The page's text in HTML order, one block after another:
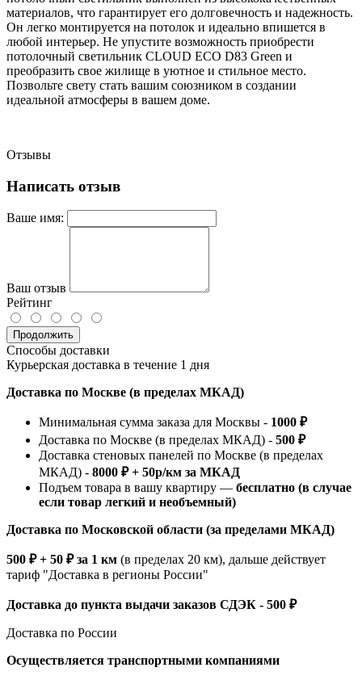
материалов, что гарантирует его долговечность и надежность.
Он легко монтируется на потолок и идеально впишется в
любой интерьер. Не упустите возможность приобрести
потолочный светильник CLOUD ECO D83 Green и
преобразить свое жилище в уютное и стильное место.
Позвольте свету стать вашим союзником в создании
идеальной атмосферы в вашем доме.
Отзывы
Написать отзыв
Ваше имя:
Ваш отзыв
Рейтинг
Продолжить
Способы доставки
Курьерская доставка в течение 1 дня
Доставка по Москве (в пределах МКАД)
Минимальная сумма заказа для Москвы - 1000 ₽
Доставка по Москве (в пределах МКАД) - 500 ₽
Доставка стеновых панелей по Москве (в пределах
МКАД) - 8000 ₽ + 50р/км за МКАД
Подъем товара в вашу квартиру — бесплатно (в случае
если товар легкий и необъемный)
Доставка по Московской области (за пределами МКАД)
500 ₽ + 50 ₽ за 1 км (в пределах 20 км), дальше действует
тариф "Доставка в регионы России"
Доставка до пункта выдачи заказов СДЭК - 500 ₽
Доставка по России
Осуществляется транспортными компаниями